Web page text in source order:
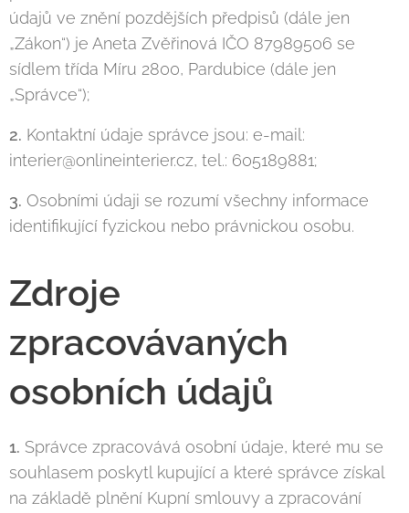
údajů ve znění pozdějších předpisů (dále jen
„Zákon“) je Aneta Zvěřinová IČO 87989506 se
sídlem třída Míru 2800, Pardubice (dále jen
„Správce“);
2. Kontaktní údaje správce jsou: e-mail:
interier@onlineinterier.cz, tel.: 605189881;
3. Osobními údaji se rozumí všechny informace
identifikující fyzickou nebo právnickou osobu.
Zdroje
zpracovávaných
osobních údajů
1. Správce zpracovává osobní údaje, které mu se
souhlasem poskytl kupující a které správce získal
na základě plnění Kupní smlouvy a zpracování